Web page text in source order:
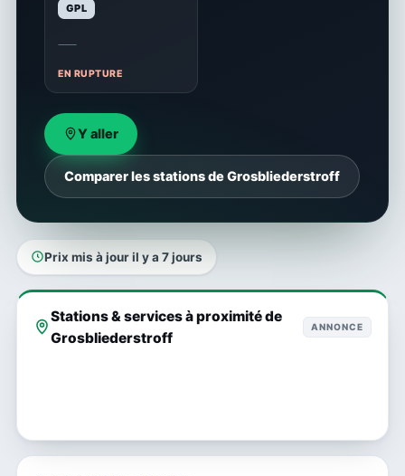
GPL
—
EN RUPTURE
Y aller
Comparer les stations de Grosbliederstroff
Prix mis à jour il y a 7 jours
Stations & services à proximité de
Grosbliederstroff
ANNONCE